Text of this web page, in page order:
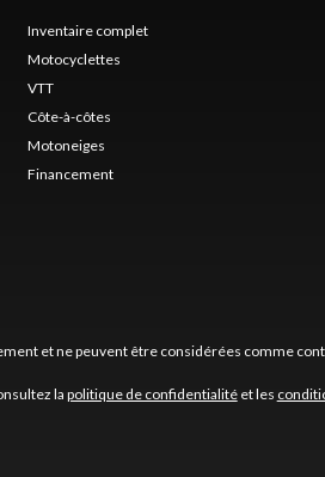
Inventaire complet
Motocyclettes
VTT
Côte-à-côtes
Motoneiges
Financement
et ne peuvent être considérées comme
la politique de confidentialitéet les